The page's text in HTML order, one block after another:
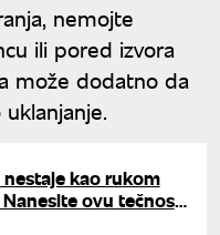
nemojte
ili pored izvora
može dodatno da
nestaje kao rukom
ovu tečnost